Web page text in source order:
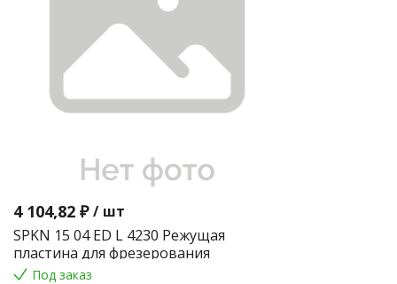
4 104,82 ₽ / шт
SPKN 15 04 ED L 4230 Режущая
пластина для фрезерования
Под заказ